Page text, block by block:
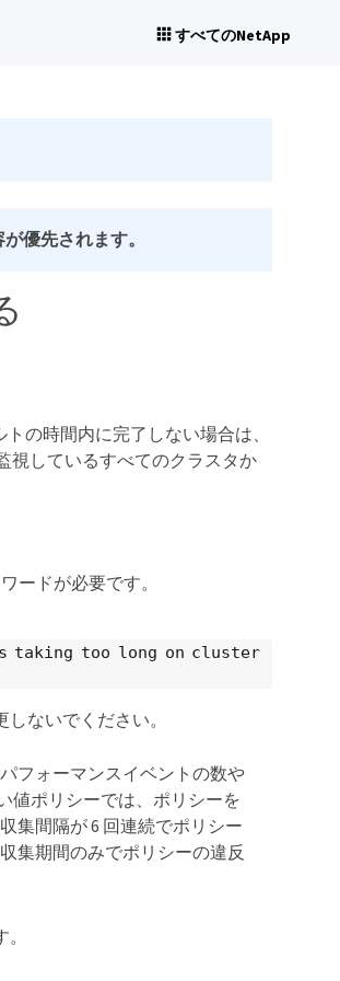
すべてのNetApp
優先されます。
の時間内に完了しない場合は、
視しているすべてのクラスタか
ードが必要です。
taking too long on cluster
ないでください。
フォーマンスイベントの数や
値ポリシーでは、ポリシーを
集間隔が 6 回連続でポリシー
集期間のみでポリシーの違反